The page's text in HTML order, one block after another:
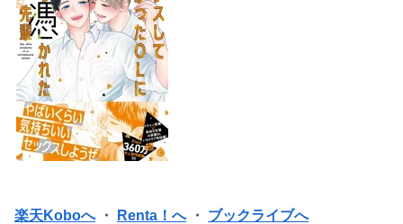
楽天Koboへ・ Renta！へ・ ブックライブへ